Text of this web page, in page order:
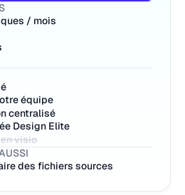
/ mois
équipe
centralisé
Design Elite
visio
des fichiers sources